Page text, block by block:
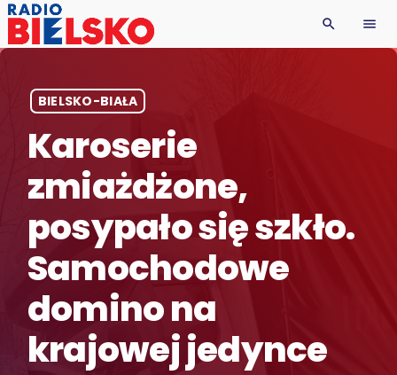
search menu
BIELSKO-BIAŁA
Karoserie
zmiażdżone,
posypało się szkło.
Samochodowe
domino na
krajowej jedynce